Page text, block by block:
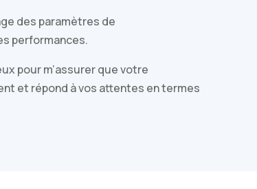
des paramètres de
performances.
pour m’assurer que votre
et répond à vos attentes en termes